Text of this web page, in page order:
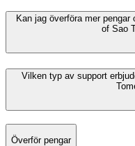
Kan jag överföra mer
of Sao
Vilken typ av support
Överför pengar